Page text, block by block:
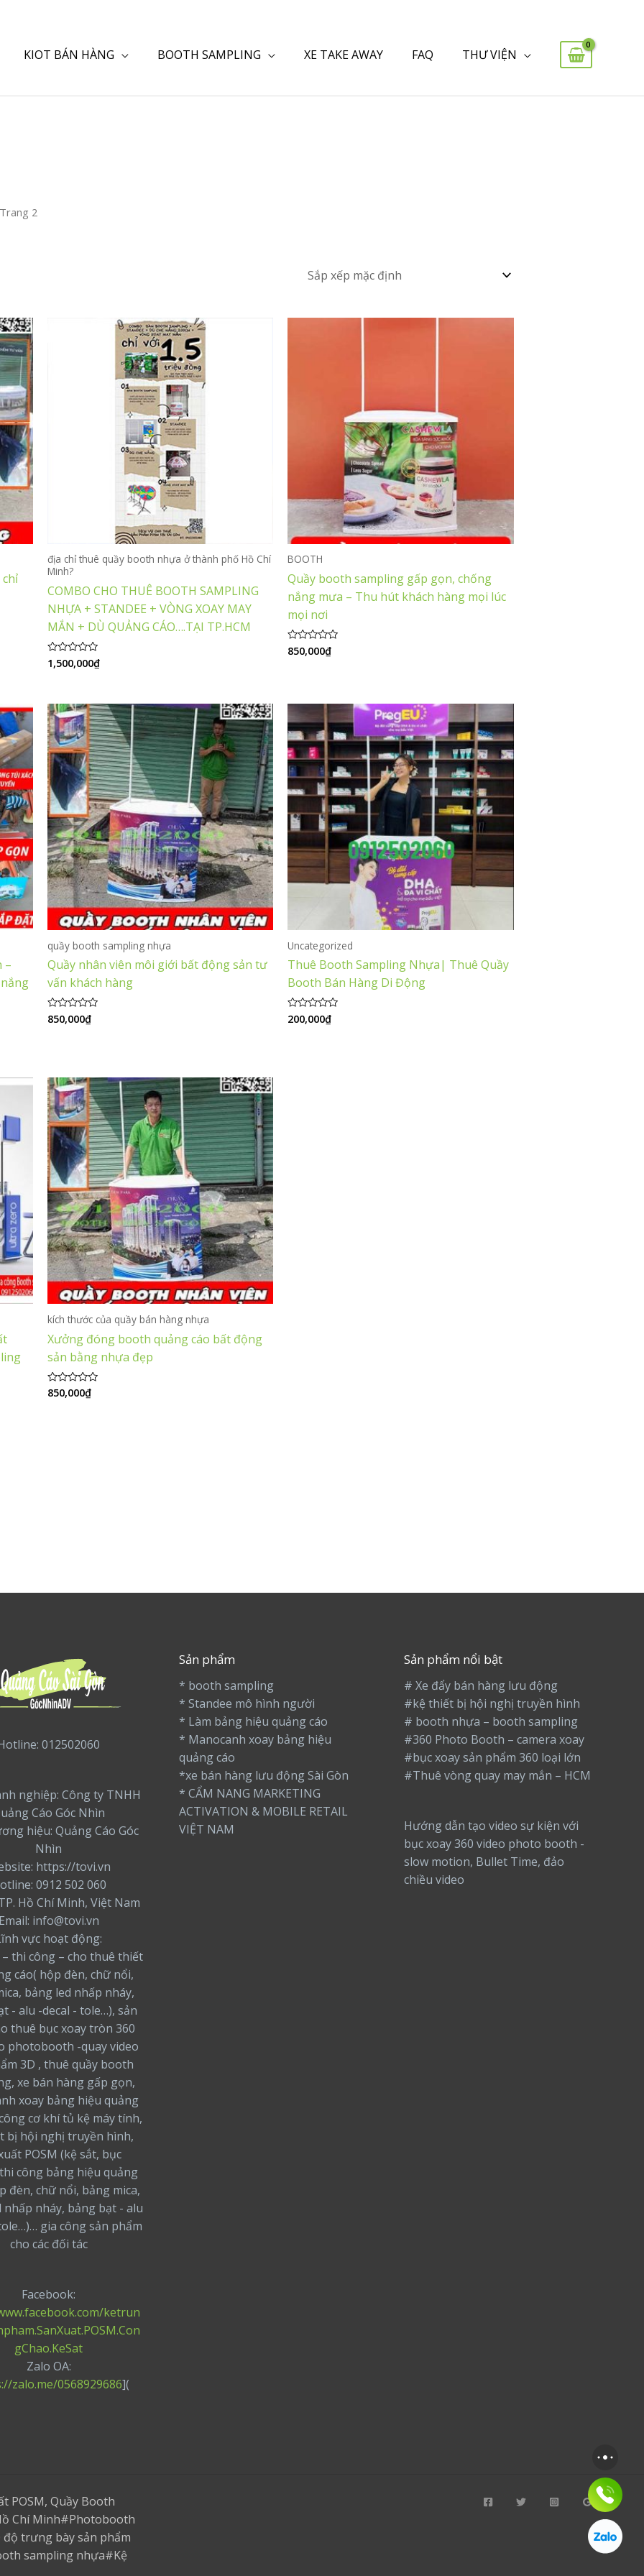
KIOT BÁN HÀNG BOOTH SAMPLING XE TAKE AWAY FAQ THƯ VIỆN
2
địa chỉ thuê quầy booth nhựa ở thành phố Hồ Chí
Minh?
COMBO CHO THUÊ BOOTH SAMPLING
NHỰA + STANDEE + VÒNG XOAY MAY
MẮN + DÙ QUẢNG CÁO….TẠI TP.HCM
Được
xếp
sao
1,500,000₫
BOOTH
Quầy booth sampling gấp gọn, chống
nắng mưa – Thu hút khách hàng mọi lúc
mọi nơi
Được
xếp
850,000₫
–
quầy booth sampling nhựa
Quầy nhân viên môi giới bất động sản tư
vấn khách hàng
Được
850,000₫
Uncategorized
Thuê Booth Sampling Nhựa| Thuê Quầy
Booth Bán Hàng Di Động
Được
200,000₫
kích thước của quầy bán hàng nhựa
Xưởng đóng booth quảng cáo bất động
sản bằng nhựa đẹp
Được
850,000₫
012502060
nghiệp: Công ty TNHH
Cáo Góc Nhìn
hiệu: Quảng Cáo Góc
Nhìn
https://tovi.vn
0912 502 060
Hồ Chí Minh, Việt Nam
Email: info@tovi.vn
vực hoạt động:
thi công – cho thuê thiết
cáo( hộp đèn, chữ nổi,
bảng led nhấp nháy,
- alu -decal - tole…), sản
thuê bục xoay tròn 360
photobooth -quay video
3D , thuê quầy booth
xe bán hàng gấp gọn,
xoay bảng hiệu quảng
cơ khí tủ kệ máy tính,
bị hội nghị truyền hình,
POSM (kệ sắt, bục
công bảng hiệu quảng
đèn, chữ nổi, bảng mica,
nhấp nháy, bảng bạt - alu
gia công sản phẩm
cho các đối tác
Facebook:
ketrun
gChao.KeSat
Zalo OA:
zalo.me/0568929686](
Sản phẩm
* booth sampling
* Standee mô hình người
* Làm bảng hiệu quảng cáo
* Manocanh xoay bảng hiệu
quảng cáo
*xe bán hàng lưu động Sài Gòn
* CẨM NANG MARKETING
ACTIVATION & MOBILE RETAIL
VIỆT NAM
Sản phẩm nổi bật
# Xe đẩy bán hàng lưu động
#kệ thiết bị hội nghị truyền hình
# booth nhựa – booth sampling
#360 Photo Booth – camera xoay
#bục xoay sản phẩm 360 loại lớn
#Thuê vòng quay may mắn – HCM
Hướng dẫn tạo video sự kiện với
bục xoay 360 video photo booth -
slow motion, Bullet Time, đảo
chiều video
POSM, Quầy Booth
Chí Minh#Photobooth
trưng bày sản phẩm
sampling nhựa#Kệ